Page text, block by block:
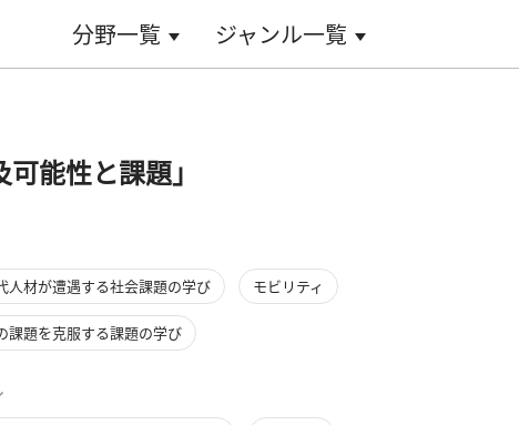
分野一覧 ジャンル一覧
能性と課題」
人材が遭遇する社会課題の学び モビリティ
課題を克服する課題の学び